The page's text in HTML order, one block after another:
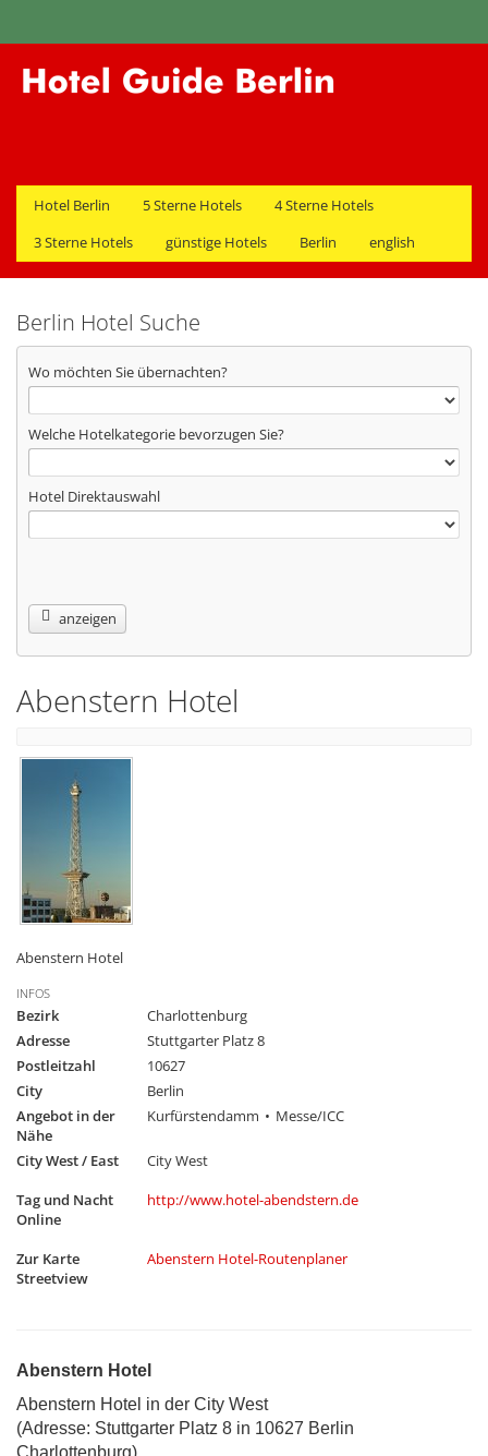
Hotel Berlin 5 Sterne Hotels
4 Sterne Hotels
3 Sterne Hotels
günstige Hotels Berlin english
Berlin Hotel Suche
Wo möchten Sie übernachten?
Welche Hotelkategorie bevorzugen Sie?
Hotel Direktauswahl
anzeigen
Abenstern Hotel
Abenstern Hotel
INFOS
Bezirk
Charlottenburg
Adresse
Stuttgarter Platz 8
Postleitzahl
10627
City
Berlin
Angebot in der
Nähe
Kurfürstendamm Messe/ICC
City West / East
City West
Tag und Nacht
Online
http://www.hotel-abendstern.de
Zur Karte
Streetview
Abenstern Hotel-Routenplaner
Abenstern Hotel
Abenstern Hotel in der City West
(Adresse: Stuttgarter Platz 8 in 10627 Berlin